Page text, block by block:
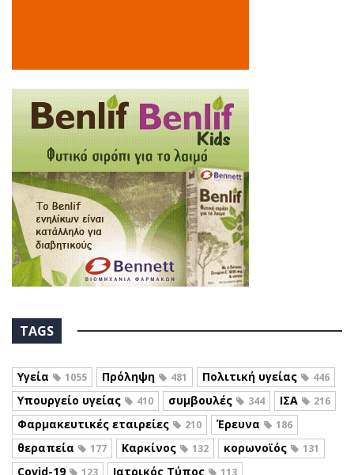
TAGS
Υγεία 1055 Πρόληψη 481 Πολιτική υγείας 446
Υπουργείο υγείας 410 συμβουλές 344 ΙΣΑ 216
Φαρμακευτικές εταιρείες 210 Έρευνα 186
θεραπεία 177 Καρκίνος 132 κορωνοϊός 131
Covid-19 123 Ιατρικός Τύπος 113